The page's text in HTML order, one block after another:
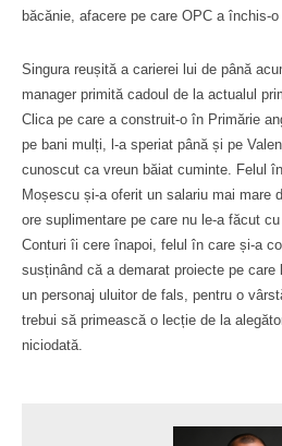
băcănie, afacere pe care OPC a închis-o
Singura reușită a carierei lui de până
manager primită cadoul de la actualul
Clica pe care a construit-o în Primărie
pe bani mulți, l-a speriat până și pe
cunoscut ca vreun băiat cuminte. Felul
Moșescu și-a oferit un salariu mai mare
ore suplimentare pe care nu le-a făcut
Conturi îi cere înapoi, felul în care și-a
susținând că a demarat proiecte pe
un personaj uluitor de fals, pentru o
trebui să primească o lecție de la
niciodată.